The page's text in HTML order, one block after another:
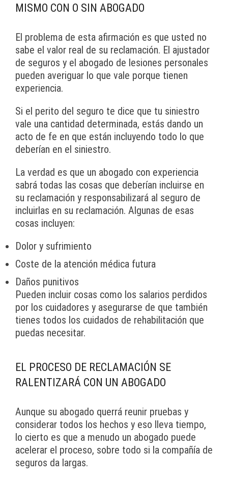
MISMO CON O SIN ABOGADO
El problema de esta afirmación es que usted no
sabe el valor real de su reclamación. El ajustador
de seguros y el abogado de lesiones personales
pueden averiguar lo que vale porque tienen
experiencia.
Si el perito del seguro te dice que tu siniestro
vale una cantidad determinada, estás dando un
acto de fe en que están incluyendo todo lo que
deberían en el siniestro.
La verdad es que un abogado con experiencia
sabrá todas las cosas que deberían incluirse en
su reclamación y responsabilizará al seguro de
incluirlas en su reclamación. Algunas de esas
cosas incluyen:
Dolor y sufrimiento
Coste de la atención médica futura
Daños punitivos
Pueden incluir cosas como los salarios perdidos
por los cuidadores y asegurarse de que también
tienes todos los cuidados de rehabilitación que
puedas necesitar.
EL PROCESO DE RECLAMACIÓN SE
RALENTIZARÁ CON UN ABOGADO
Aunque su abogado querrá reunir pruebas y
considerar todos los hechos y eso lleva tiempo,
lo cierto es que a menudo un abogado puede
acelerar el proceso, sobre todo si la compañía de
seguros da largas.